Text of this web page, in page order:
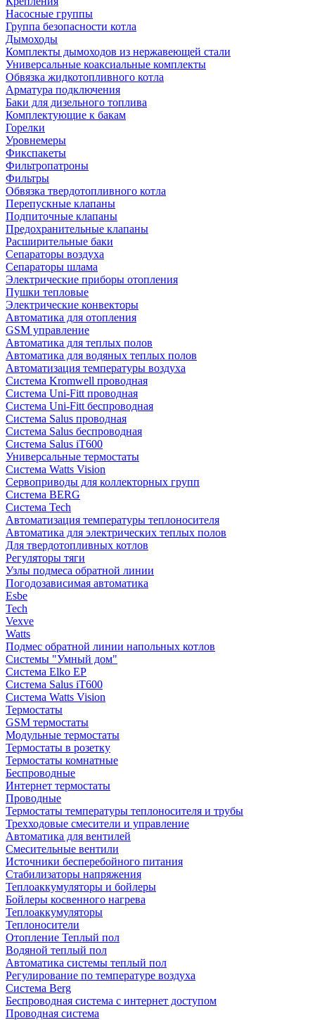
Насосные группы
Группа безопасности котла
Дымоходы
Комплекты дымоходов из нержавеющей стали
Универсальные коаксиальные комплекты
Обвязка жидкотопливного котла
Арматура подключения
Баки для дизельного топлива
Комплектующие к бакам
Горелки
Уровнемеры
Фикспакеты
Фильтропатроны
Фильтры
Обвязка твердотопливного котла
Перепускные клапаны
Подпиточные клапаны
Предохранительные клапаны
Расширительные баки
Сепараторы воздуха
Сепараторы шлама
Электрические приборы отопления
Пушки тепловые
Электрические конвекторы
Автоматика для отопления
GSM управление
Автоматика для теплых полов
Автоматика для водяных теплых полов
Автоматизация температуры воздуха
Система Kromwell проводная
Система Uni-Fitt проводная
Система Uni-Fitt беспроводная
Система Salus проводная
Система Salus беспроводная
Система Salus iT600
Универсальные термостаты
Система Watts Vision
Сервоприводы для коллекторных групп
Система BERG
Система Tech
Автоматизация температуры теплоносителя
Автоматика для электрических теплых полов
Для твердотопливных котлов
Регуляторы тяги
Узлы подмеса обратной линии
Погодозависимая автоматика
Esbe
Tech
Vexve
Watts
Подмес обратной линии напольных котлов
Системы "Умный дом"
Система Elko EP
Система Salus iT600
Система Watts Vision
Термостаты
GSM термостаты
Модульные термостаты
Термостаты в розетку
Термостаты комнатные
Беспроводные
Интернет термостаты
Проводные
Термостаты температуры теплоносителя и трубы
Трехходовые смесители и управление
Автоматика для вентилей
Смесительные вентили
Источники бесперебойного питания
Стабилизаторы напряжения
Теплоаккумуляторы и бойлеры
Бойлеры косвенного нагрева
Теплоаккумуляторы
Теплоносители
Отопление Теплый пол
Водяной теплый пол
Автоматика системы теплый пол
Регулирование по температуре воздуха
Система Berg
Беспроводная система с интернет доступом
Проводная система